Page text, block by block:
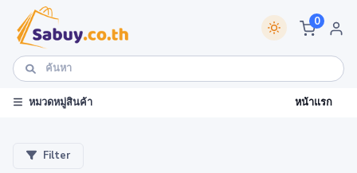
0
หมวดหมู่สินค้า หน้าแรก
Filter